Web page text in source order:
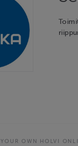
YOUR OWN HOLVI